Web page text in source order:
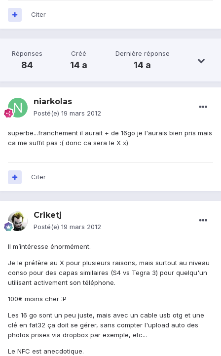
Citer
Réponses
84
Créé
14 a
Dernière réponse
14 a
niarkolas
Posté(e) 19 mars 2012
superbe...franchement il aurait + de 16go je l'aurais bien pris mais
ca me suffit pas :( donc ca sera le X x)
Citer
Criketj
Posté(e) 19 mars 2012
Il m’intéresse énormément.
Je le préfère au X pour plusieurs raisons, mais surtout au niveau
conso pour des capas similaires (S4 vs Tegra 3) pour quelqu'un
utilisant activement son téléphone.
100€ moins cher :P
Les 16 go sont un peu juste, mais avec un cable usb otg et une
clé en fat32 ça doit se gérer, sans compter l'upload auto des
photos prises via dropbox par exemple, etc...
Le NFC est anecdotique.